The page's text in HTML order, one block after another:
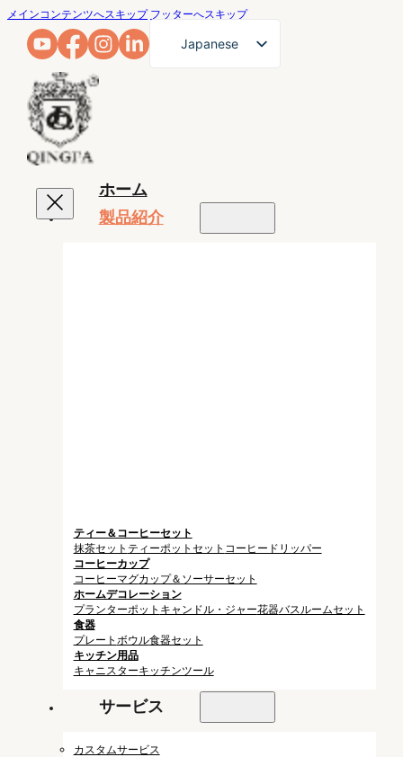
メインコンテンツへスキップ フッターへスキップ
Japanese
ホーム
製品紹介
ティー＆コーヒーセット
抹茶セット ティーポットセット コーヒードリッパー
コーヒーカップ
コーヒーマグカップ＆ソーサーセット
ホームデコレーション
プランターポット キャンドル・ジャー花器バスルームセット
食器
プレート ボウル食器セット
キッチン用品
キャニスターキッチンツール
サービス
カスタムサービス